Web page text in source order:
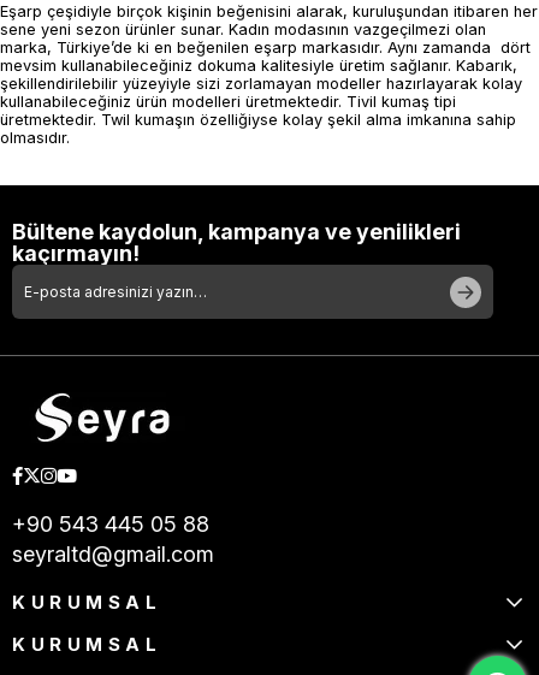
Eşarp çeşidiyle birçok kişinin beğenisini alarak, kuruluşundan itibaren her
sene yeni sezon ürünler sunar. Kadın modasının vazgeçilmezi olan
marka, Türkiye’de ki en beğenilen eşarp markasıdır. Aynı zamanda dört
mevsim kullanabileceğiniz dokuma kalitesiyle üretim sağlanır. Kabarık,
şekillendirilebilir yüzeyiyle sizi zorlamayan modeller hazırlayarak kolay
kullanabileceğiniz ürün modelleri üretmektedir. Tivil kumaş tipi
üretmektedir. Twil kumaşın özelliğiyse kolay şekil alma imkanına sahip
olmasıdır.
Bültene kaydolun, kampanya ve yenilikleri
kaçırmayın!
+90 543 445 05 88
seyraltd@gmail.com
KURUMSAL
KURUMSAL